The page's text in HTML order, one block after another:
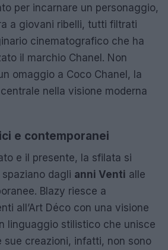
per incarnare un personaggio,
a giovani ribelli, tutti filtrati
cinematografico che ha
il marchio Chanel. Non
omaggio a Coco Chanel, la
nella visione moderna
e contemporanei
e il presente, la sfilata si
dagli anni Venti alle
Blazy riesce a
all’Art Déco con una visione
linguaggio stilistico che unisce
sue creazioni, infatti, non sono